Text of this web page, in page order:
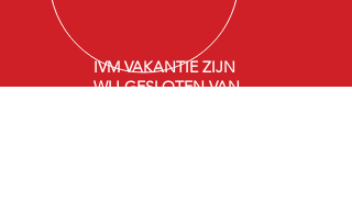
IVM VAKANTIE ZIJN
WIJ GESLOTEN VAN